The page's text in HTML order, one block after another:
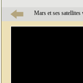
Mars et ses satellites